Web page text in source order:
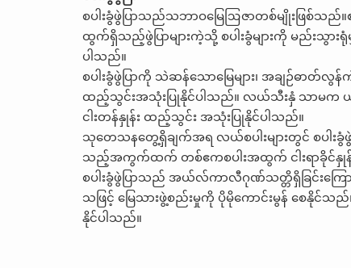
စပါးခွံဖွဲပြာသည်သဘာဝမြေဩဇာတစ်မျိုးဖြစ်သ
ထွက်ရှိသည့်ဖွဲပြာများကဲ့သို့ စပါးခွံများကို မည်းသွားရုံမ
ပါသည်။
စပါးခွံဖွဲပြာကို သဲဆန်သောမြေများ၊ အချဉ်ဓာတ်လွန်
ထည့်သွင်းအသုံးပြုနိုင်ပါသည်။ လယ်သီးနှံ သာမက ယ
ငါးတန်နှုန်း ထည့်သွင်း အသုံးပြုနိုင်ပါသည်။
သုတေသနတွေ့ရှိချက်အရ လယ်စပါးများတွင် စပါး
သည့်အကွက်ထက် တစ်ဧကစပါးအထွက် ငါးရာခိုင်နှုန်
စပါးခွံဖွဲပြာသည် အယ်လ်ကာလီဂုဏ်သတ္တိရှိခြင်းကြေ
သဖြင့် မြေသားဖွဲ့စည်းမှုကို ပိုမိုကောင်းမွန် စေနို
နိုင်ပါသည်။